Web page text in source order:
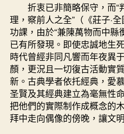
折衷已非簡略保守，而“
理，察前人之全”（《莊子·
功課，由於“兼陳萬物而中縣
已有所發現。即使忠誠地生
時代曾經非同凡響而年夜異
顏，更況且一切復古活動實
新。古典學者依托經典，愛
圣賢及其經典建立為毫無性
把他們的實際制作成概念的
拜中走向偶像的傍晚，讓文